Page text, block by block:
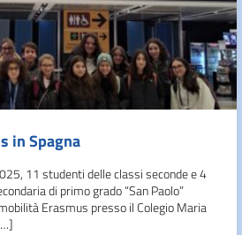
in Spagna
11 studenti delle classi seconde e 4
di primo grado “San Paolo”
Erasmus presso il Colegio Maria